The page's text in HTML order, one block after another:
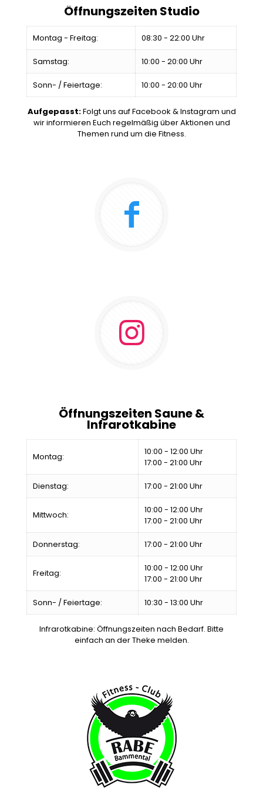
Öffnungszeiten Studio
Montag - Freitag: 08:30 - 22:00 Uhr
Samstag: 10:00 - 20:00 Uhr
Sonn- / Feiertage: 10:00 - 20:00 Uhr
Aufgepasst:Folgt uns auf Facebook & Instagram und
wir informieren Euch regelmäßig über Aktionen und
Themen rund um die Fitness.
Öffnungszeiten Saune &
Infrarotkabine
Montag:
10:00 - 12:00 Uhr
17:00 - 21:00 Uhr
Dienstag: 17:00 - 21:00 Uhr
Mittwoch:
10:00 - 12:00 Uhr
17:00 - 21:00 Uhr
Donnerstag: 17:00 - 21:00 Uhr
Freitag:
10:00 - 12:00 Uhr
17:00 - 21:00 Uhr
Sonn- / Feiertage: 10:30 - 13:00 Uhr
Infrarotkabine: Öffnungszeiten nach Bedarf. Bitte
einfach an der Theke melden.